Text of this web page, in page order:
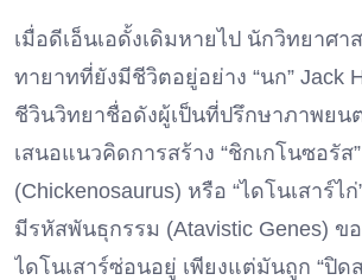
เมื่อดีเอ็นเอดั้งเดิมหายไป นักวิทยาศา
ทายาทที่ยังมีชีวิตอยู่อย่าง “นก” Jack
ชีวินวิทยาชื่อดังผู้เป็นที่ปรึกษาภาพยน
เสนอแนวคิดการสร้าง “ชิกเกโนซอรัส”
(Chickenosaurus) หรือ “ไดโนเสาร์ไ
มีรหัสพันธุกรรม (Atavistic Genes) ข
ไดโนเสาร์ซ่อนอยู่ เพียงแต่มันถูก “ปิด